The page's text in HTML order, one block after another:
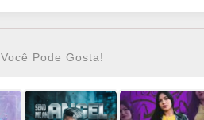
Você Pode Gosta!